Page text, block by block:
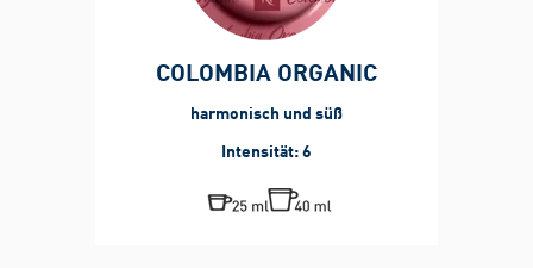
COLOMBIA ORGANIC
harmonisch und süß
Intensität: 6